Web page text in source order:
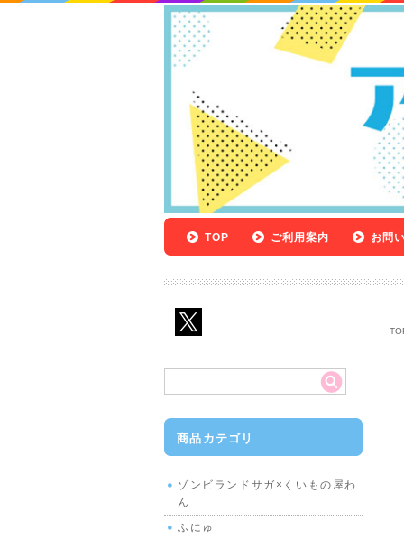
TOP ご利用案内 お問
商品カテゴリ
ゾンビランドサガ×くいもの屋わ
ん
ふにゅ